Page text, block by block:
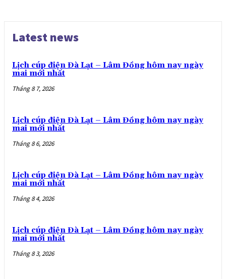
Latest news
Lịch cúp điện Đà Lạt – Lâm Đồng hôm nay ngày
mai mới nhất
Tháng 8 7, 2026
Lịch cúp điện Đà Lạt – Lâm Đồng hôm nay ngày
mai mới nhất
Tháng 8 6, 2026
Lịch cúp điện Đà Lạt – Lâm Đồng hôm nay ngày
mai mới nhất
Tháng 8 4, 2026
Lịch cúp điện Đà Lạt – Lâm Đồng hôm nay ngày
mai mới nhất
Tháng 8 3, 2026